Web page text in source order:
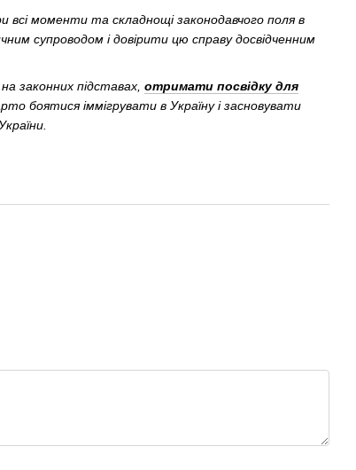
всі моменти та складнощі законодавчого поля в
супроводом і довірити цю справу досвідченним
, на законних підставах, отримати посвідку для
боятися іммігрувати в Україну і засновувати